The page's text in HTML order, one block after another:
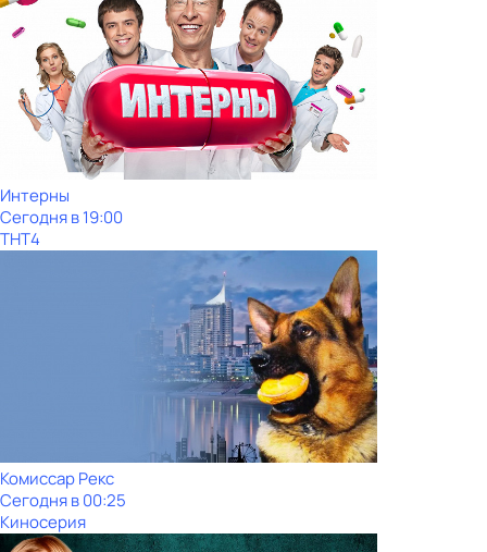
Интерны
Сегодня в 19:00
ТНТ4
Комиссар Рекс
Сегодня в 00:25
Киносерия